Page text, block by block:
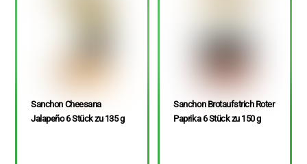
Sanchon Cheesana
Jalapeño 6 Stück zu 135 g
Sanchon Brotaufstrich Roter
Paprika 6 Stück zu 150 g